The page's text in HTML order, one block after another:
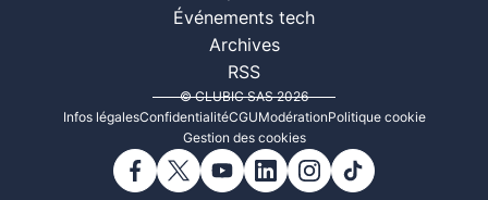
Événements tech
Archives
RSS
© CLUBIC SAS 2026
Infos légalesConfidentialitéCGUModérationPolitique cookie
Gestion des cookies